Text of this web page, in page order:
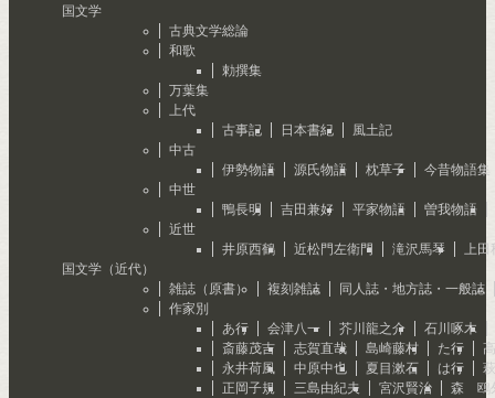
国文学
古典文学総論
和歌
勅撰集
万葉集
上代
古事記
日本書紀
風土記
中古
伊勢物語
源氏物語 枕草子
今昔物語集
中世
鴨長明
吉田兼好 平家物語
曽我物語
近世
井原西鶴
近松門左衛門 滝沢馬琴
上
国文学（近代）
雑誌（原書）
複刻雑誌
同人誌・地方誌・一般誌
作家別
あ行
会津八一 芥川龍之介
石川啄木
斎藤茂吉
志賀直哉 島崎藤村 た行
永井荷風
中原中也 夏目漱石 は行
正岡子規
三島由紀夫 宮沢賢治
森 鴎